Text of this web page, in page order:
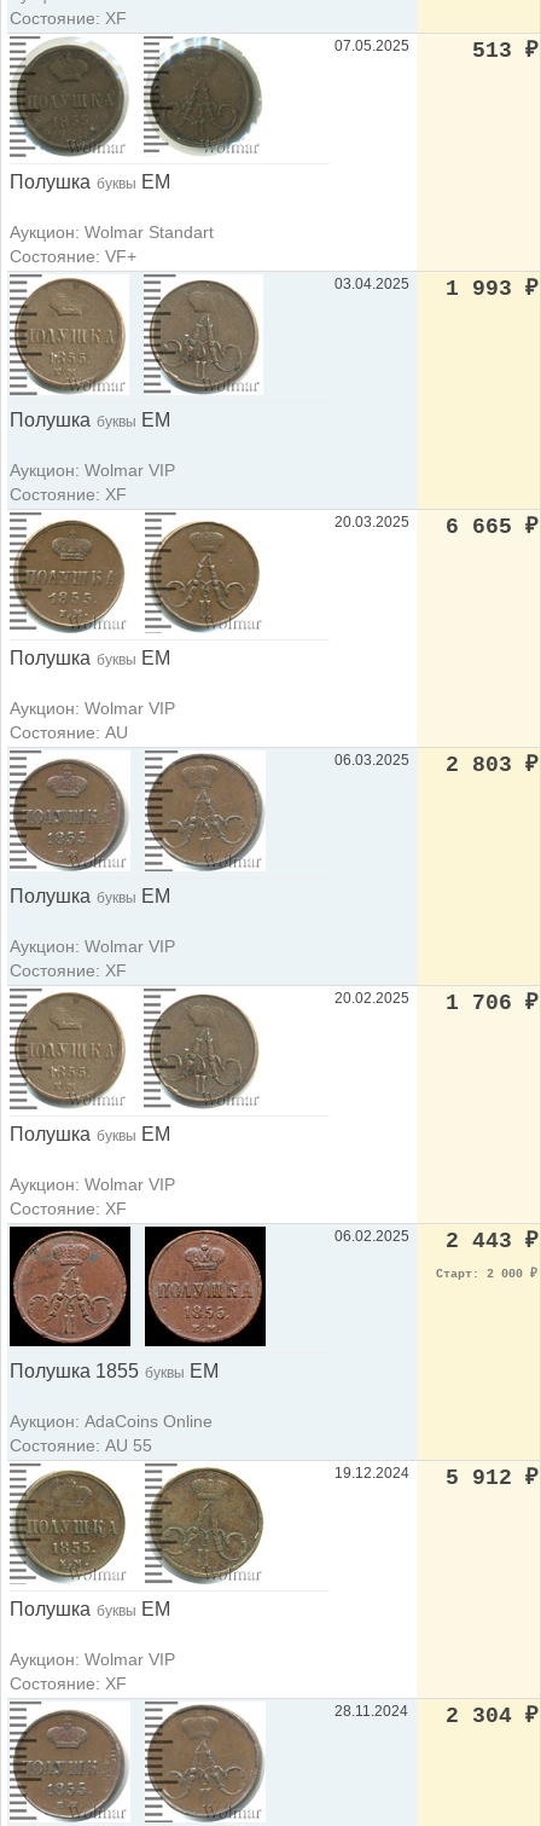
Состояние: XF
Полушка буквы ЕМ
Аукцион: Wolmar Standart
Состояние: VF+
07.05.2025 513 ₽
Полушка буквы ЕМ
Аукцион: Wolmar VIP
Состояние: XF
03.04.2025 1 993 ₽
Полушка буквы ЕМ
Аукцион: Wolmar VIP
Состояние: AU
20.03.2025 6 665 ₽
Полушка буквы ЕМ
Аукцион: Wolmar VIP
Состояние: XF
06.03.2025 2 803 ₽
Полушка буквы ЕМ
Аукцион: Wolmar VIP
Состояние: XF
20.02.2025 1 706 ₽
Полушка 1855 буквы ЕМ
Аукцион: AdaCoins Online
Состояние: AU 55
06.02.2025 2 443 ₽
Старт: 2 000 ₽
Полушка буквы ЕМ
Аукцион: Wolmar VIP
Состояние: XF
19.12.2024 5 912 ₽
28.11.2024 2 304 ₽